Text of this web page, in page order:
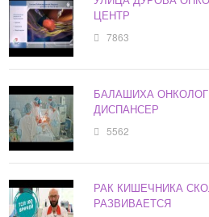
ЦЕНТР
7863
БАЛАШИХА
ДИСПАНСЕР
5562
РАК КИШЕЧНИКА
РАЗВИВАЕТСЯ